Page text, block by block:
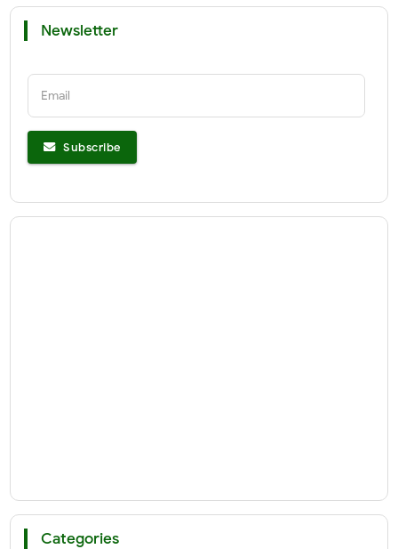
Newsletter
Email
Subscribe
Categories